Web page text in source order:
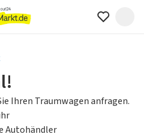
Ihren Traumwagen anfragen.
Autohändler